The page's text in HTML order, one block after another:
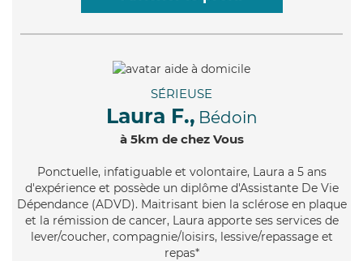
SÉRIEUSE
Laura F., Bédoin
à 5km de chez Vous
Ponctuelle, infatiguable et volontaire, Laura a 5 ans
d'expérience et possède un diplôme d'Assistante De Vie
Dépendance (ADVD). Maitrisant bien la sclérose en plaque
et la rémission de cancer, Laura apporte ses services de
lever/coucher, compagnie/loisirs, lessive/repassage et
repas*